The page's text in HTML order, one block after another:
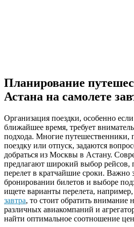
Планирование
Астана на самолете
Организация поездки, особенно
ближайшее время, требует
подхода. Многие
поездку или отпуск, задаются
добраться из Москвы в Астану.
предлагают широкий выбор рейсов,
перелет в кратчайшие сроки. Важно
бронировании билетов и выборе
ищете варианты перелета, например,
завтра, то стоит обратить внимание
различных авиакомпаний и
найти оптимальное соотношение